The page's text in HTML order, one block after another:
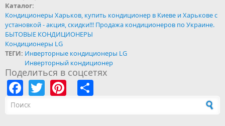
Каталог:
Кондиционеры Харьков, купить кондиционер в Киеве и Харькове с
установкой - акция, скидки!!! Продажа кондиционеров по Украине.
БЫТОВЫЕ КОНДИЦИОНЕРЫ
Кондиционеры LG
ТЕГИ: Инверторные кондиционеры LG
Инверторный кондиционер
Поделиться в соцсетях
Facebook
TwitterPinterest
Форма поиска